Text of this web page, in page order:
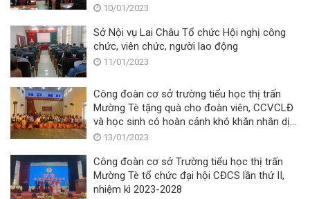
10/01/2023
Sở Nội vụ Lai Châu Tổ chức Hội nghị công
chức, viên chức, người lao động
11/01/2023
Công đoàn cơ sở trường tiểu học thị trấn
Mường Tè tặng quà cho đoàn viên, CCVCLĐ
và học sinh có hoàn cảnh khó khăn nhân dịp
tết nguyên đán Quý Mão năm 2023.
13/01/2023
Công đoàn cơ sở Trường tiểu học thị trấn
Mường Tè tổ chức đại hội CĐCS lần thứ II,
nhiệm kì 2023-2028